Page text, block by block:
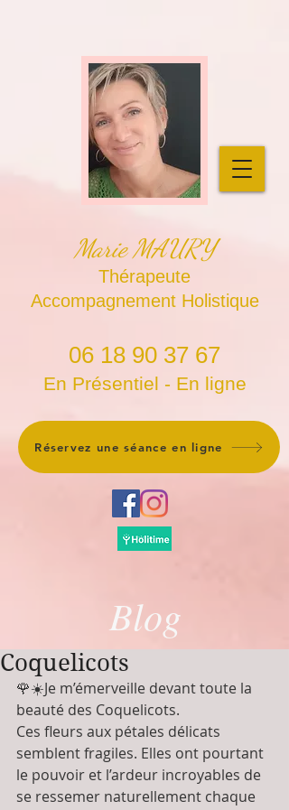
Marie MAURY
Thérapeute
Accompagnement Holistique
06 18 90 37 67
En Présentiel - En ligne
Réservez une séance en ligne
Blog
Coquelicots
🌹☀️Je m’émerveille devant toute la
beauté des Coquelicots.
Ces fleurs aux pétales délicats
semblent fragiles. Elles ont pourtant
le pouvoir et l’ardeur incroyables de
se ressemer naturellement chaque